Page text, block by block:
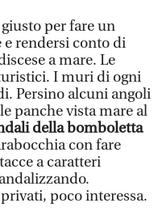
per fare un
e rendersi conto di
a mare. Le
I muri di ogni
Persino alcuni angoli
panche vista mare al
della bomboletta
con fare
a caratteri
poco interessa.